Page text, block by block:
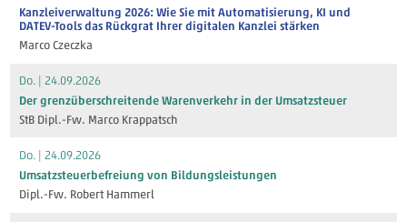
Kanzleiverwaltung 2026: Wie Sie mit Automatisierung, KI und
DATEV-Tools das Rückgrat Ihrer digitalen Kanzlei stärken
Marco Czeczka
Do. | 24.09.2026
Der grenzüberschreitende Warenverkehr in der Umsatzsteuer
StB Dipl.-Fw. Marco Krappatsch
Do. | 24.09.2026
Umsatzsteuerbefreiung von Bildungsleistungen
Dipl.-Fw. Robert Hammerl